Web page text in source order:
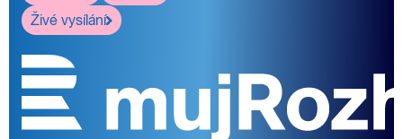
Živé vysílání